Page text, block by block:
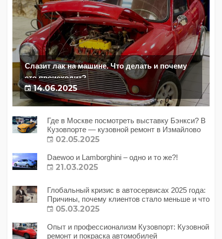
Слазит лак на машине. Что делать и почему
это происходит?
14.06.2025
Где в Москве посмотреть выставку Бэнкси? В
Кузовпорте — кузовной ремонт в Измайлово
02.05.2025
Daewoo и Lamborghini – одно и то же?!
21.03.2025
Глобальный кризис в автосервисах 2025 года:
Причины, почему клиентов стало меньше и что
с этим делать?
05.03.2025
Опыт и профессионализм Кузовпорт: Кузовной
ремонт и покраска автомобилей